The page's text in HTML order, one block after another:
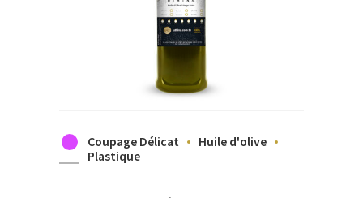
Coupage Délicat
Huile d'olive
Plastique